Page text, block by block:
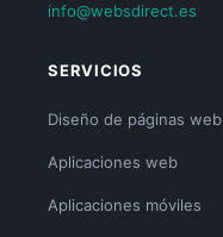
info@websdirect.es
SERVICIOS
Diseño de páginas web
Aplicaciones web
Aplicaciones móviles